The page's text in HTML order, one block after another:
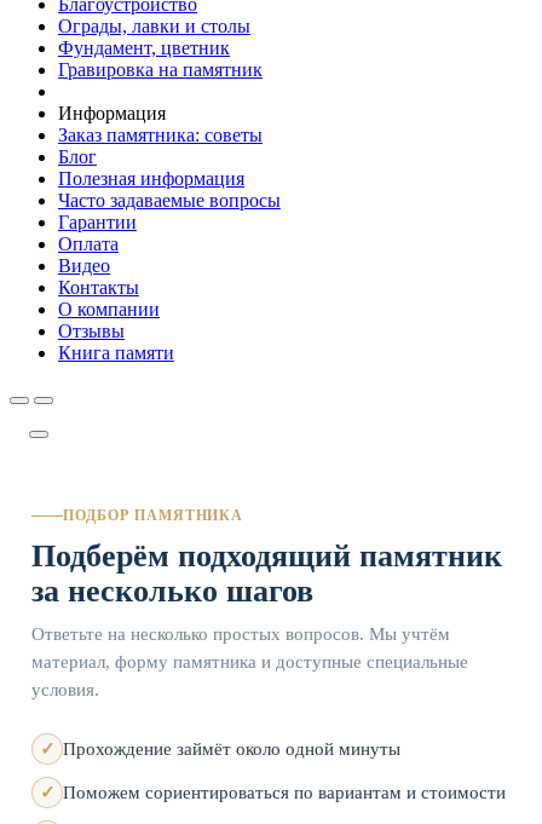
Ограды, лавки и столы
Фундамент, цветник
Гравировка на памятник
Информация
Заказ памятника: советы
Блог
Полезная информация
Часто задаваемые вопросы
Гарантии
Оплата
Видео
Контакты
О компании
Отзывы
Книга памяти
ПОДБОР ПАМЯТНИКА
Подберём подходящий памятник
за несколько шагов
Ответьте на несколько простых вопросов. Мы учтём
материал, форму памятника и доступные специальные
условия.
Прохождение займёт около одной минуты
Поможем сориентироваться по вариантам и стоимости